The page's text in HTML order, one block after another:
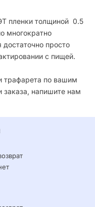
пленки толщиной 0.5
многократно
достаточно просто
с пищей.
трафарета по вашим
напишите нам